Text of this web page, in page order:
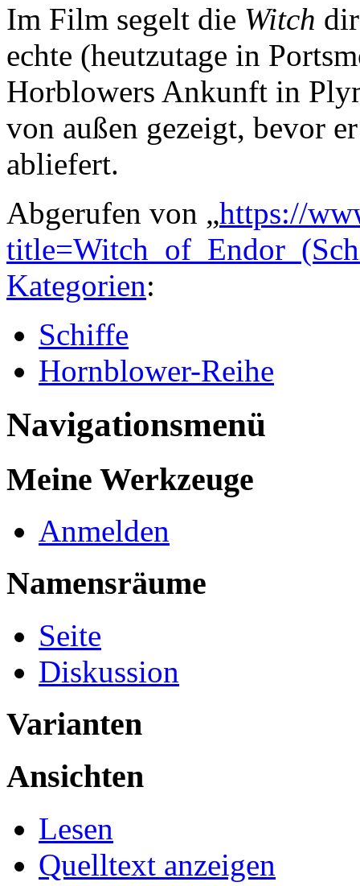
Im Film segelt die Witch
echte (heutzutage in
Horblowers Ankunft in
von außen gezeigt, bevor
abliefert.
Abgerufen von „https://
Kategorien:
Schiffe
Hornblower-Reihe
Navigationsmenü
Meine Werkzeuge
Anmelden
Namensräume
Seite
Diskussion
Varianten
Ansichten
Lesen
Quelltext anzeigen